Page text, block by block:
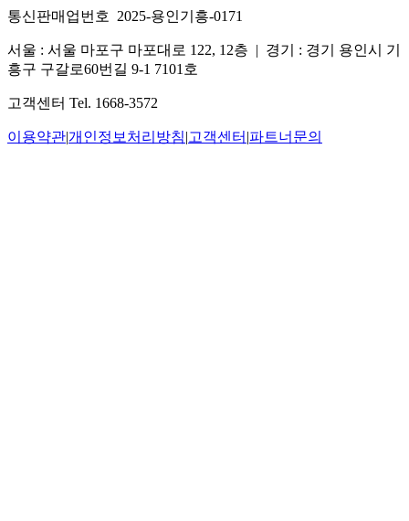
통신판매업번호 2025-용인기흥-0171
서울 : 서울 마포구 마포대로 122, 12층 | 경기 : 경기 용인시 기
흥구 구갈로60번길 9-1 7101호
고객센터 Tel. 1668-3572
이용약관|개인정보처리방침|고객센터 |파트너문의